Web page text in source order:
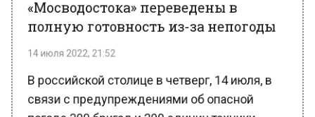
полную готовность из-за непогоды
14 июля 2022, 21:52
связи с предупреждениями об опасной
погоде 300 бригад и 290 единиц техники